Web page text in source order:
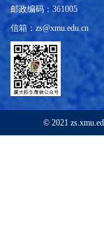
邮政编码：361005
信箱：zs@xmu.edu.cn
© 2021